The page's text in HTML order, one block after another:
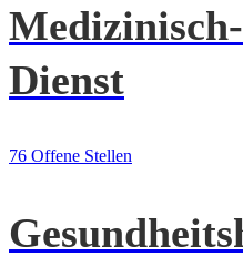
Dienst
76 Offene Stellen